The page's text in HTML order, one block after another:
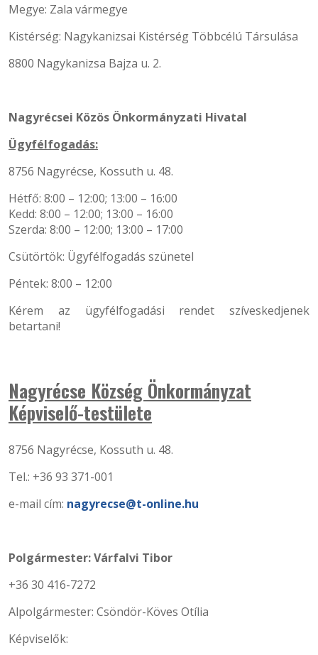
Megye: Zala vármegye
Kistérség: Nagykanizsai Kistérség Többcélú Társulása
8800 Nagykanizsa Bajza u. 2.
Nagyrécsei Közös Önkormányzati Hivatal
Ügyfélfogadás:
8756 Nagyrécse, Kossuth u. 48.
Hétfő: 8:00 – 12:00; 13:00 – 16:00
Kedd: 8:00 – 12:00; 13:00 – 16:00
Szerda: 8:00 – 12:00; 13:00 – 17:00
Csütörtök: Ügyfélfogadás szünetel
Péntek: 8:00 – 12:00
Kérem az ügyfélfogadási rendet szíveskedjenek
betartani!
Nagyrécse Község Önkormányzat
Képviselő-testülete
8756 Nagyrécse, Kossuth u. 48.
Tel.: +36 93 371-001
e-mail cím: nagyrecse@t-online.hu
Polgármester: Várfalvi Tibor
+36 30 416-7272
Alpolgármester: Csöndör-Köves Otília
Képviselők: